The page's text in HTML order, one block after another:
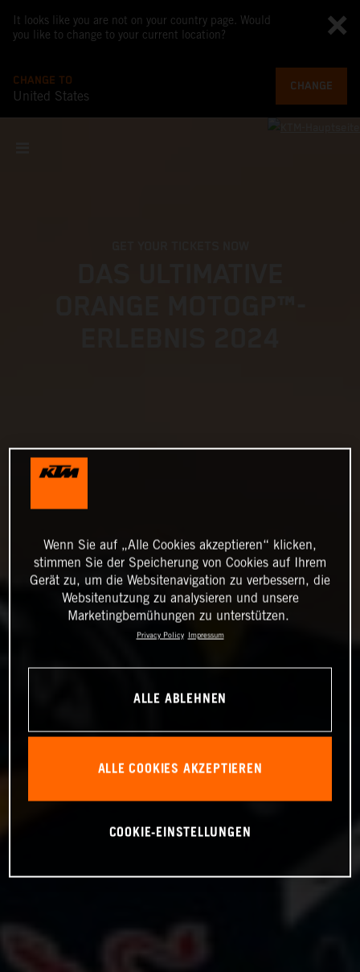
It looks like you are not on your country page. Would
you like to change to your current location?
CHANGE TO
United States
CHANGE
Wenn Sie auf „Alle Cookies akzeptieren“ klicken,
stimmen Sie der Speicherung von Cookies auf Ihrem
Gerät zu, um die Websitenavigation zu verbessern, die
Websitenutzung zu analysieren und unsere
Marketingbemühungen zu unterstützen.
Privacy Policy Impressum
ALLE ABLEHNEN
ALLE COOKIES AKZEPTIEREN
COOKIE-EINSTELLUNGEN